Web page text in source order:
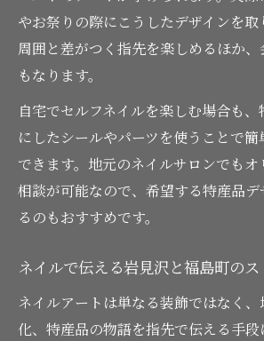
やお祭りの際にこうしたデザインを取
周囲と差がつく指先を楽しめるほか
もなります。
自宅でセルフネイルを楽しむ場合も、
にしたシールやパーツを使うことで
できます。地元のネイルサロンでも
相談が可能なので、希望する特産品
るのもおすすめです。
ネイルで伝える岩見沢と福島町のス
ネイルアートは単なる装飾ではなく
化、特産品の物語を指先で伝える手